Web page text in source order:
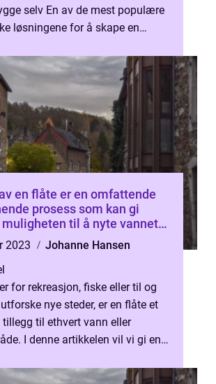
selv En av de mest populære
løsningene for å skape en
en flåte er en omfattende
prosess som kan gi
muligheten til å nyte vannet
og tilpasset måte
2023
Johanne Hansen
for rekreasjon, fiske eller til og
nye steder, er en flåte et
til ethvert vann eller
I denne artikkelen vil vi gi en